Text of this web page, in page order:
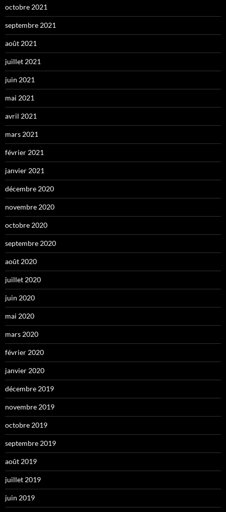
octobre 2021
septembre 2021
août 2021
juillet 2021
juin 2021
mai 2021
avril 2021
mars 2021
février 2021
janvier 2021
décembre 2020
novembre 2020
octobre 2020
septembre 2020
août 2020
juillet 2020
juin 2020
mai 2020
mars 2020
février 2020
janvier 2020
décembre 2019
novembre 2019
octobre 2019
septembre 2019
août 2019
juillet 2019
juin 2019